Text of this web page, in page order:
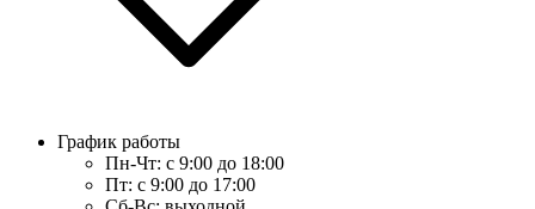
График работы
Пн-Чт: с 9:00 до 18:00
Пт: с 9:00 до 17:00